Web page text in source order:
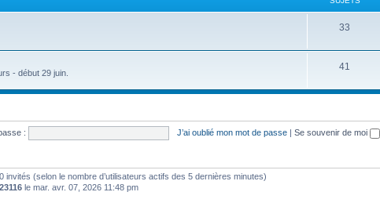
33
- début 29 juin.
41
: J’ai oublié mon mot de passe | Se souvenir de moi
invités (selon le nombre d’utilisateurs actifs des 5 dernières minutes)
23116 le mar. avr. 07, 2026 11:48 pm